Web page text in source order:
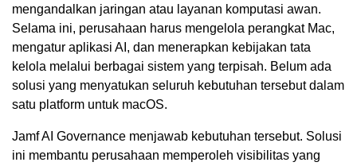
mengandalkan jaringan atau layanan komputasi awan.
Selama ini, perusahaan harus mengelola perangkat Mac,
mengatur aplikasi AI, dan menerapkan kebijakan tata
kelola melalui berbagai sistem yang terpisah. Belum ada
solusi yang menyatukan seluruh kebutuhan tersebut dalam
satu platform untuk macOS.
Jamf AI Governance menjawab kebutuhan tersebut. Solusi
ini membantu perusahaan memperoleh visibilitas yang